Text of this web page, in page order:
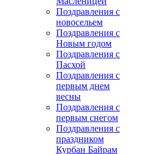
Поздравления с
новосельем
Поздравления с
Новым годом
Поздравления с
Пасхой
Поздравления с
первым днем
весны
Поздравления с
первым снегом
Поздравления с
праздником
Курбан Байрам